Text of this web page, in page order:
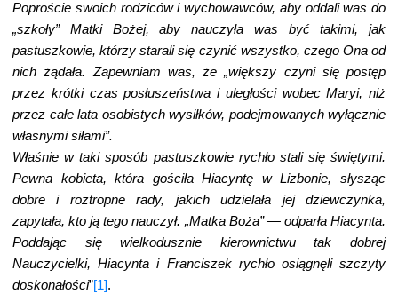
Poproście swoich rodziców i wychowawców, aby oddali was do
„szkoły” Matki Bożej, aby nauczyła was być takimi, jak
pastuszkowie, którzy starali się czynić wszystko, czego Ona od
nich żądała. Zapewniam was, że „większy czyni się postęp
przez krótki czas posłuszeństwa i uległości wobec Maryi, niż
przez całe lata osobistych wysiłków, podejmowanych wyłącznie
własnymi siłami”.
Właśnie w taki sposób pastuszkowie rychło stali się świętymi.
Pewna kobieta, która gościła Hiacyntę w Lizbonie, słysząc
dobre i roztropne rady, jakich udzielała jej dziewczynka,
zapytała, kto ją tego nauczył. „Matka Boża” — odparła Hiacynta.
Poddając się wielkodusznie kierownictwu tak dobrej
Nauczycielki, Hiacynta i Franciszek rychło osiągnęli szczyty
doskonałości”[1].